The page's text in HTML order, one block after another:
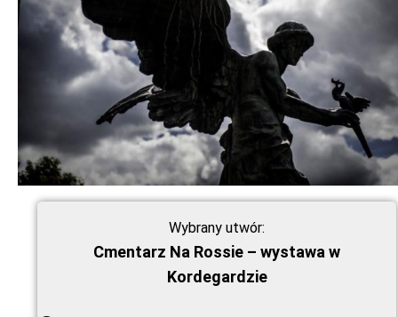
Wybrany utwór:
Cmentarz Na Rossie – wystawa w
Kordegardzie